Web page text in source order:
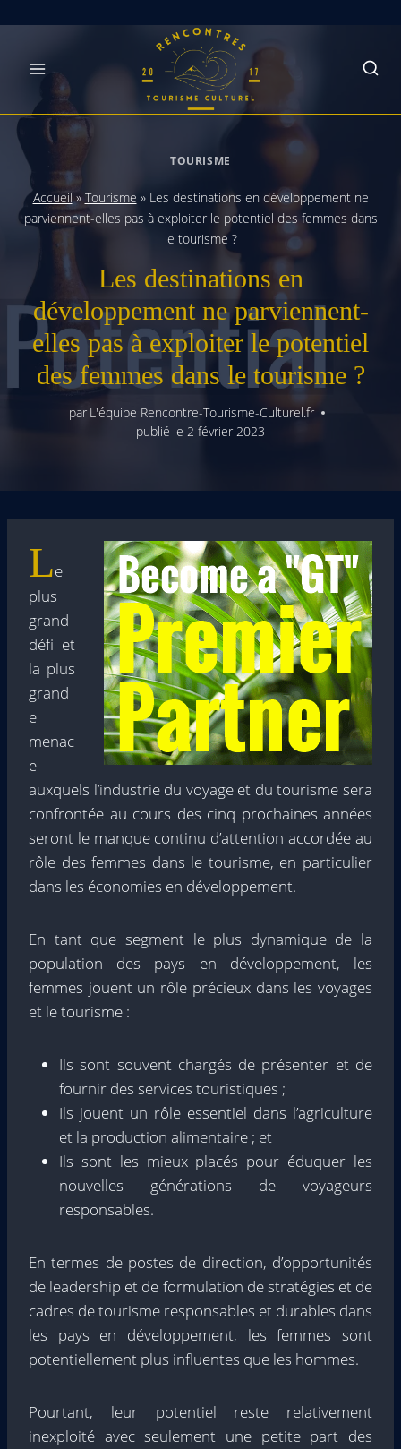
TOURISME
Accueil» Tourisme » Les destinations en développement ne
parviennent-elles pas à exploiter le potentiel des femmes dans
le tourisme ?
Les destinations en
développement ne parviennent-
elles pas à exploiter le potentiel
des femmes dans le tourisme ?
par L'équipe Rencontre-Tourisme-Culturel.fr
publié le 2 février 2023
Le
plus
grand
défi et
la plus
grand
e
menac
e
auxquels l’industrie du voyage et du tourisme sera
confrontée au cours des cinq prochaines années
seront le manque continu d’attention accordée au
rôle des femmes dans le tourisme, en particulier
dans les économies en développement.
En tant que segment le plus dynamique de la
population des pays en développement, les
femmes jouent un rôle précieux dans les voyages
et le tourisme :
Ils sont souvent chargés de présenter et de
fournir des services touristiques ;
Ils jouent un rôle essentiel dans l’agriculture
et la production alimentaire ; et
Ils sont les mieux placés pour éduquer les
nouvelles générations de voyageurs
responsables.
En termes de postes de direction, d’opportunités
de leadership et de formulation de stratégies et de
cadres de tourisme responsables et durables dans
les pays en développement, les femmes sont
potentiellement plus influentes que les hommes.
Pourtant, leur potentiel reste relativement
inexploité avec seulement une petite part des